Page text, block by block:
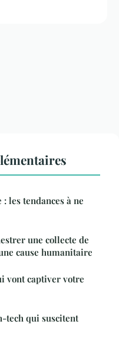
les tendances à ne
une collecte de
cause humanitaire
vont captiver votre
tech qui suscitent